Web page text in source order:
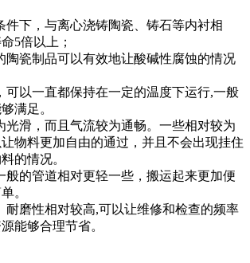
件下，与离心浇铸陶瓷、铸石等内衬相
5倍以上；
陶瓷制品可以有效地让酸碱性腐蚀的情况
可以一直都保持在一定的温度下运行,一般
满足。
光滑，而且气流较为通畅。一些相对较为
物料更加自由的通过，并且不会出现挂住
的情况。
般的管道相对更轻一些，搬运起来更加便
。
耐磨性相对较高,可以让维修和检查的频率
能够合理节省。